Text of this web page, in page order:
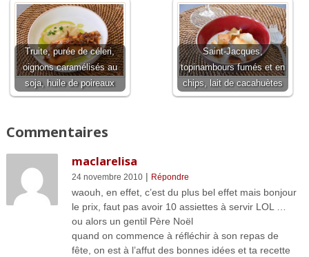
Truite, purée de céleri,
oignons caramélisés au
soja, huile de poireaux
Saint-Jacques,
topinambours fumés et en
chips, lait de cacahuètes
Commentaires
maclarelisa
24 novembre 2010| Répondre
waouh, en effet, c’est du plus bel effet mais bonjour
le prix, faut pas avoir 10 assiettes à servir LOL …
ou alors un gentil Père Noël
quand on commence à réfléchir à son repas de
fête, on est à l’affut des bonnes idées et ta recette